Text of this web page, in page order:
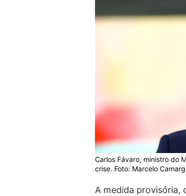
Carlos Fávaro, ministro do
crise. Foto: Marcelo
A medida provisória,